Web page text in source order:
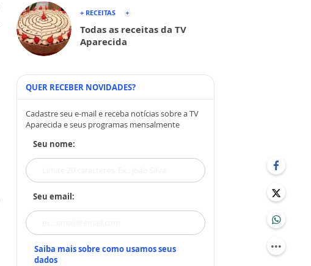
+ RECEITAS
Todas as receitas da TV
Aparecida
QUER RECEBER NOVIDADES?
Cadastre seu e-mail e receba notícias sobre a TV
Aparecida e seus programas mensalmente
Seu nome:
Seu email:
Saiba mais sobre como usamos seus
dados